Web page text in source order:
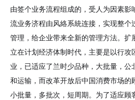
由签个业务流程组成的，受人为因素影
流业务济程由风絡系統连接，实现整个
管理，给企业带来全新的管理方法。扩
立在计划经济体制时代，主要是以行攻
业，已适应了兰时少品种，大批量，公
和运输，而改革开放后中国消费市场的
小批量，多批次，短周期。为了适应顾